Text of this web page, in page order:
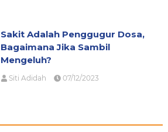
Sakit Adalah Penggugur Dosa,
Bagaimana Jika Sambil
Mengeluh?
Siti Adidah 07/12/2023